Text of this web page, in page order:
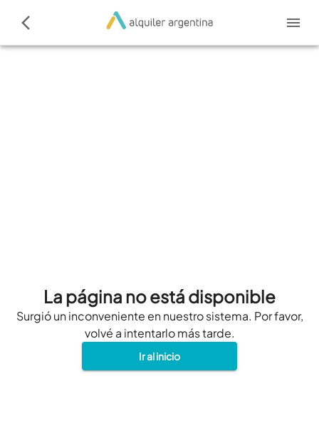
La página no está disponible
Surgió un inconveniente en nuestro sistema. Por favor,
volvé a intentarlo más tarde.
Ir al inicio